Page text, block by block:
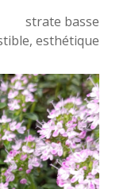
strate basse
esthétique